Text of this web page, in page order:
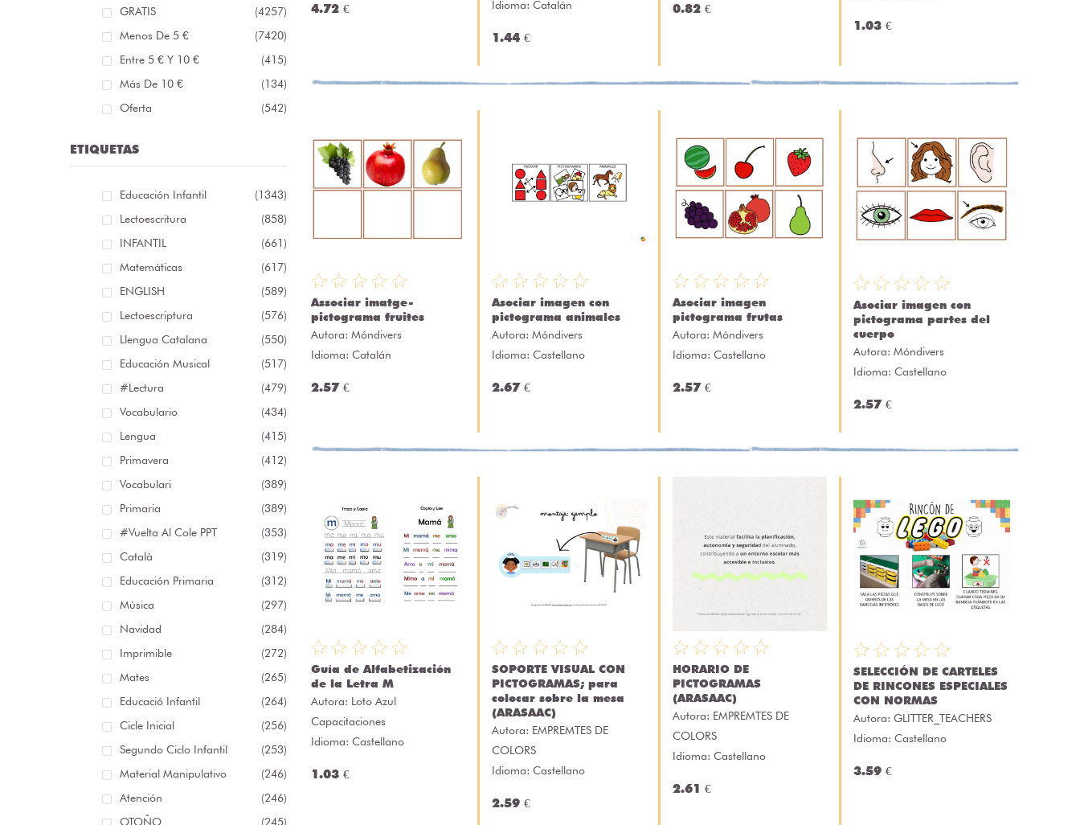
GRATIS
(4257)
Menos De 5 €
(7420)
Entre 5 € Y 10 €
(415)
Más De 10 €
(134)
Oferta
(542)
ETIQUETAS
Educación Infantil
(1343)
Lectoescritura
(858)
INFANTIL
(661)
Matemáticas
(617)
ENGLISH
(589)
Lectoescriptura
(576)
Llengua Catalana
(550)
Educación Musical
(517)
#lectura
(479)
Vocabulario
(434)
Lengua
(415)
Primavera
(412)
Vocabulari
(389)
Primaria
(389)
#Vuelta Al Cole PPT
(353)
Català
(319)
Educación Primaria
(312)
Música
(297)
Navidad
(284)
Imprimible
(272)
Mates
(265)
Educació Infantil
(264)
Cicle Inicial
(256)
Segundo Ciclo Infantil
(253)
Material Manipulativo
(246)
Atención
(246)
OTOÑO
(245)
4.72 €
Idioma: Catalán
1.44 €
0.82 €
1.03 €
Associar imatge-
pictograma fruites
Autora: Móndivers
Idioma: Catalán
2.57 €
Asociar imagen con
pictograma animales
Autora: Móndivers
Idioma: Castellano
2.67 €
Asociar imagen
pictograma frutas
Autora: Móndivers
Idioma: Castellano
2.57 €
Asociar imagen con
pictograma partes del
cuerpo
Autora: Móndivers
Idioma: Castellano
2.57 €
Guía de Alfabetización
de la Letra M
Autora: Loto Azul
Capacitaciones
Idioma: Castellano
1.03 €
SOPORTE VISUAL CON
PICTOGRAMAS; para
colocar sobre la mesa
(ARASAAC)
Autora: EMPREMTES DE
COLORS
Idioma: Castellano
2.59 €
HORARIO DE
PICTOGRAMAS
(ARASAAC)
Autora: EMPREMTES DE
COLORS
Idioma: Castellano
2.61 €
SELECCIÓN DE CARTELES
DE RINCONES ESPECIALES
CON NORMAS
Autora: GLITTER_TEACHERS
Idioma: Castellano
3.59 €